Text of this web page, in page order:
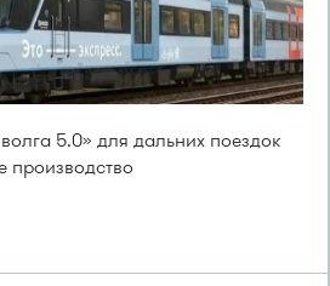
5.0» для дальних поездок
производство